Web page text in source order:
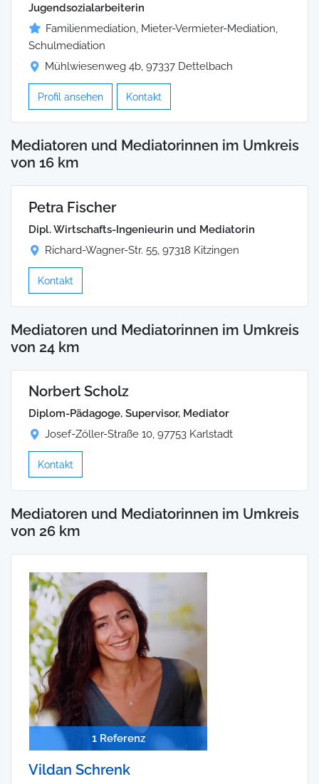
Jugendsozialarbeiterin
Familienmediation, Mieter-Vermieter-Mediation,
Schulmediation
Mühlwiesenweg 4b, 97337 Dettelbach
Profil ansehen Kontakt
Mediatoren und Mediatorinnen im Umkreis
von 16 km
Petra Fischer
Dipl. Wirtschafts-Ingenieurin und Mediatorin
Richard-Wagner-Str. 55, 97318 Kitzingen
Kontakt
Mediatoren und Mediatorinnen im Umkreis
von 24 km
Norbert Scholz
Diplom-Pädagoge, Supervisor, Mediator
Josef-Zöller-Straße 10, 97753 Karlstadt
Kontakt
Mediatoren und Mediatorinnen im Umkreis
von 26 km
1 Referenz
Vildan Schrenk